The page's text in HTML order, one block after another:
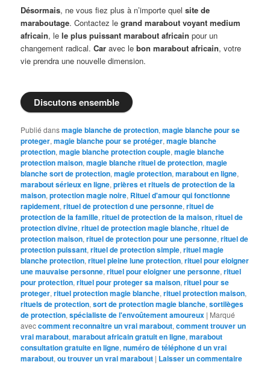
Désormais, ne vous fiez plus à n’importe quelsite de
maraboutage. Contactez legrand marabout voyant medium
africain, lele plus puissant marabout africain pour un
changement radical.Car avec lebon marabout africain, votre
vie prendra une nouvelle dimension.
Discutons ensemble
Publié dansmagie blanche de protection,magie blanche pour se
proteger,magie blanche pour se protéger,magie blanche
protection,magie blanche protection couple,magie blanche
protection maison,magie blanche rituel de protection,magie
blanche sort de protection,magie protection,marabout en ligne,
marabout sérieux en ligne,prières et rituels de protection de la
maison,protection magie noire, Rituel d'amour qui fonctionne
rapidement,rituel de protection d une personne,rituel de
protection de la famille,rituel de protection de la maison,rituel de
protection divine,rituel de protection magie blanche,rituel de
protection maison,rituel de protection pour une personne,rituel de
protection puissant,rituel de protection simple,rituel magie
blanche protection,rituel pleine lune protection,rituel pour eloigner
une mauvaise personne,rituel pour eloigner une personne,rituel
pour protection,rituel pour proteger sa maison,rituel pour se
proteger,rituel protection magie blanche,rituel protection maison,
rituels de protection,sort de protection magie blanche,sortilèges
de protection,spécialiste de l'envoûtement amoureux | Marqué
aveccomment reconnaitre un vrai marabout,comment trouver un
vrai marabout,marabout africain gratuit en ligne,marabout
consultation gratuite en ligne,numéro de téléphone d un vrai
marabout,ou trouver un vrai marabout | Laisser un commentaire